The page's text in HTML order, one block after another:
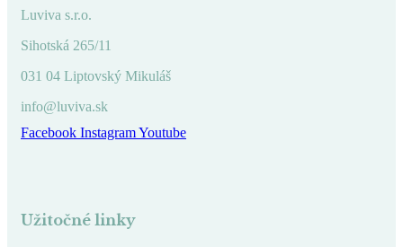
Luviva s.r.o.
Sihotská 265/11
031 04 Liptovský Mikuláš
info@luviva.sk
Facebook InstagramYoutube
Užitočné linky